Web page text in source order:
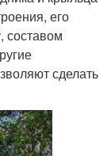
его
составом
сделать